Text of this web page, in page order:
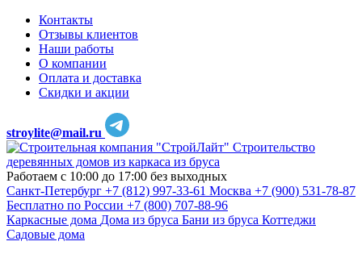
Контакты
Отзывы клиентов
Наши работы
О компании
Оплата и доставка
Скидки и акции
stroylite@mail.ru
Строительство
деревянных домов из каркаса из бруса
Работаем с 10:00 до 17:00 без выходных
Санкт-Петербург +7 (812) 997-33-61 Москва +7 (900) 531-78-87
Бесплатно по России +7 (800) 707-88-96
Каркасные дома Дома из бруса Бани из бруса Коттеджи
Садовые дома